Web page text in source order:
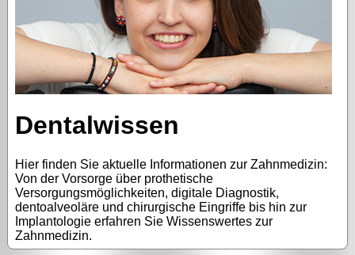
Dentalwissen
Hier finden Sie aktuelle Informationen zur Zahnmedizin:
Von der Vorsorge über prothetische
Versorgungsmöglichkeiten, digitale Diagnostik,
dentoalveoläre und chirurgische Eingriffe bis hin zur
Implantologie erfahren Sie Wissenswertes zur
Zahnmedizin.